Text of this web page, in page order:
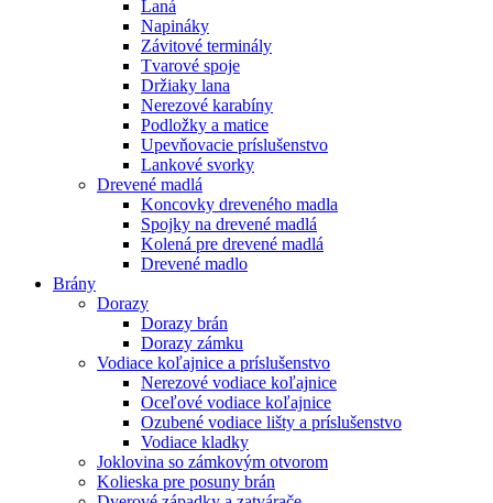
Laná
Napináky
Závitové terminály
Tvarové spoje
Držiaky lana
Nerezové karabíny
Podložky a matice
Upevňovacie príslušenstvo
Lankové svorky
Drevené madlá
Koncovky dreveného madla
Spojky na drevené madlá
Kolená pre drevené madlá
Drevené madlo
Brány
Dorazy
Dorazy brán
Dorazy zámku
Vodiace koľajnice a príslušenstvo
Nerezové vodiace koľajnice
Oceľové vodiace koľajnice
Ozubené vodiace lišty a príslušenstvo
Vodiace kladky
Joklovina so zámkovým otvorom
Kolieska pre posuny brán